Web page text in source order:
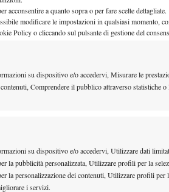
acconsentire a quanto sopra o per fare scelte
modificare le impostazioni in qualsiasi momento,
Policy o cliccando sul pulsante di gestione del
su dispositivo e/o accedervi, Misurare le
Comprendere il pubblico attraverso statistiche
su dispositivo e/o accedervi, Utilizzare dati
la pubblicità personalizzata, Utilizzare profili per la
la personalizzazione dei contenuti, Utilizzare profili per
i servizi.